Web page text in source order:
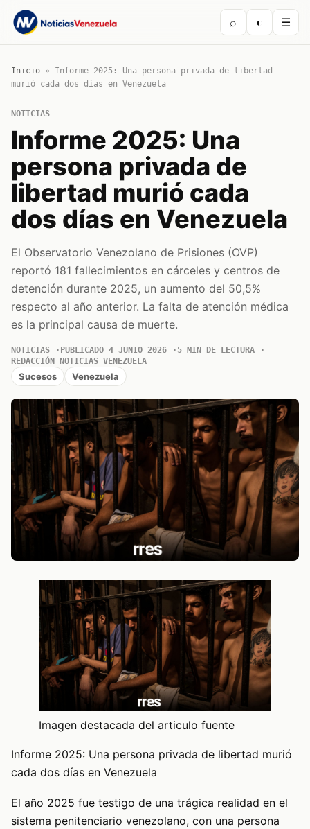
⌕ ◐ ☰
Inicio » Informe 2025: Una persona privada de libertad
murió cada dos días en Venezuela
NOTICIAS
Informe 2025: Una
persona privada de
libertad murió cada
dos días en Venezuela
El Observatorio Venezolano de Prisiones (OVP)
reportó 181 fallecimientos en cárceles y centros de
detención durante 2025, un aumento del 50,5%
respecto al año anterior. La falta de atención médica
es la principal causa de muerte.
NOTICIAS PUBLICADO 4 JUNIO 2026
5 MIN DE LECTURA
REDACCIÓN NOTICIAS VENEZUELA
Sucesos Venezuela
Imagen destacada del articulo fuente
Informe 2025: Una persona privada de libertad murió
cada dos días en Venezuela
El año 2025 fue testigo de una trágica realidad en el
sistema penitenciario venezolano, con una persona